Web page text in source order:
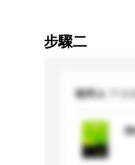
步驟二
收件人